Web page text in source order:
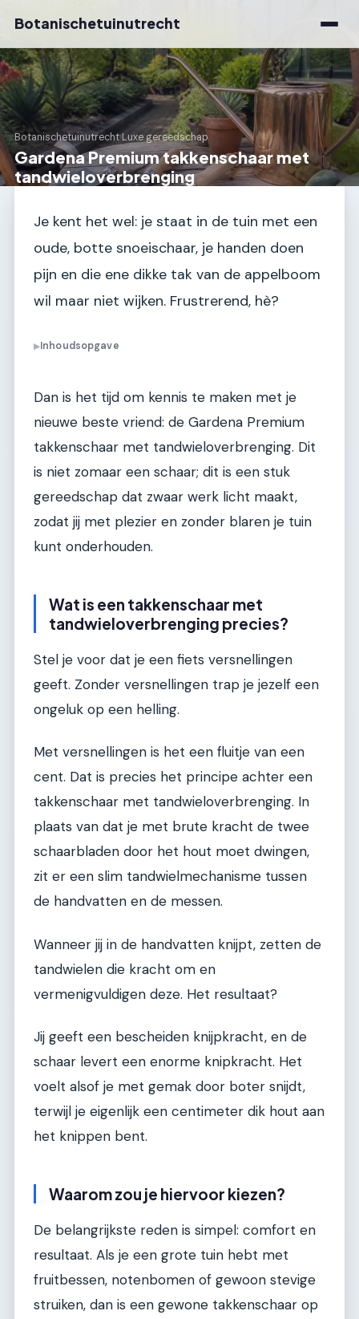
Botanischetuinutrecht
Botanischetuinutrecht›Luxe gereedschap
Gardena Premium takkenschaar met
tandwieloverbrenging
Je kent het wel: je staat in de tuin met een
oude, botte snoeischaar, je handen doen
pijn en die ene dikke tak van de appelboom
wil maar niet wijken. Frustrerend, hè?
▶Inhoudsopgave
Dan is het tijd om kennis te maken met je
nieuwe beste vriend: de Gardena Premium
takkenschaar met tandwieloverbrenging. Dit
is niet zomaar een schaar; dit is een stuk
gereedschap dat zwaar werk licht maakt,
zodat jij met plezier en zonder blaren je tuin
kunt onderhouden.
Wat is een takkenschaar met
tandwieloverbrenging precies?
Stel je voor dat je een fiets versnellingen
geeft. Zonder versnellingen trap je jezelf een
ongeluk op een helling.
Met versnellingen is het een fluitje van een
cent. Dat is precies het principe achter een
takkenschaar met tandwieloverbrenging. In
plaats van dat je met brute kracht de twee
schaarbladen door het hout moet dwingen,
zit er een slim tandwielmechanisme tussen
de handvatten en de messen.
Wanneer jij in de handvatten knijpt, zetten de
tandwielen die kracht om en
vermenigvuldigen deze. Het resultaat?
Jij geeft een bescheiden knijpkracht, en de
schaar levert een enorme knipkracht. Het
voelt alsof je met gemak door boter snijdt,
terwijl je eigenlijk een centimeter dik hout aan
het knippen bent.
Waarom zou je hiervoor kiezen?
De belangrijkste reden is simpel: comfort en
resultaat. Als je een grote tuin hebt met
fruitbessen, notenbomen of gewoon stevige
struiken, dan is een gewone takkenschaar op